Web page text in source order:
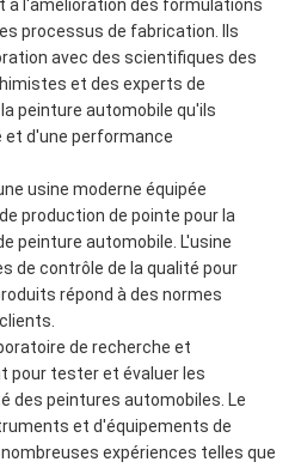
à l'amélioration des formulations
processus de fabrication. Ils
avec des scientifiques des
et des experts de
peinture automobile qu'ils
d'une performance
usine moderne équipée
production de pointe pour la
peinture automobile. L'usine
de contrôle de la qualité pour
répond à des normes
de recherche et
pour tester et évaluer les
des peintures automobiles. Le
et d'équipements de
expériences telles que